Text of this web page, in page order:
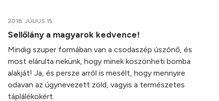
2018. JÚLIUS 15.
Sellőlány a magyarok kedvence!
Mindig szuper formában van a csodaszép úszónő, és
most elárulta nekünk, hogy minek köszönheti bomba
alakját! Ja, és persze arról is mesélt, hogy mennyire
odavan az úgynevezett zöld, vagyis a természetes
táplálékokért.